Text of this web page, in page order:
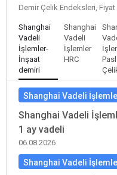
Demir Çelik Endeksleri, Fiyat
Shanghai
Vadeli
İşlemler-
İnşaat
demiri
Shanghai
Vadeli
İşlemler
HRC
Shanghai Vadeli
Shanghai Vadeli
1 ay vadeli
06.08.2026
Shanghai Vadeli